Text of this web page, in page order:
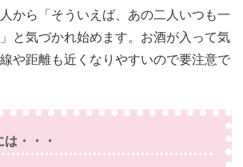
から「そういえば、あの二人いつも一
と気づかれ始めます。お酒が入って気
や距離も近くなりやすいので要注意で
・・・